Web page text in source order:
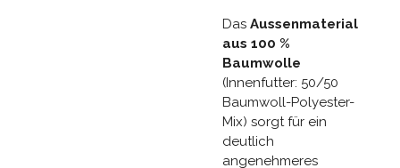
Das Aussenmaterial
aus 100 %
Baumwolle
(Innenfutter: 50/50
Baumwoll-Polyester-
Mix) sorgt für ein
deutlich
angenehmeres